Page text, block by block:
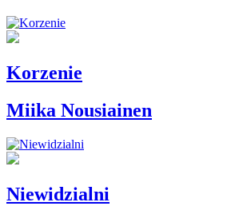
Korzenie
Miika Nousiainen
Niewidzialni